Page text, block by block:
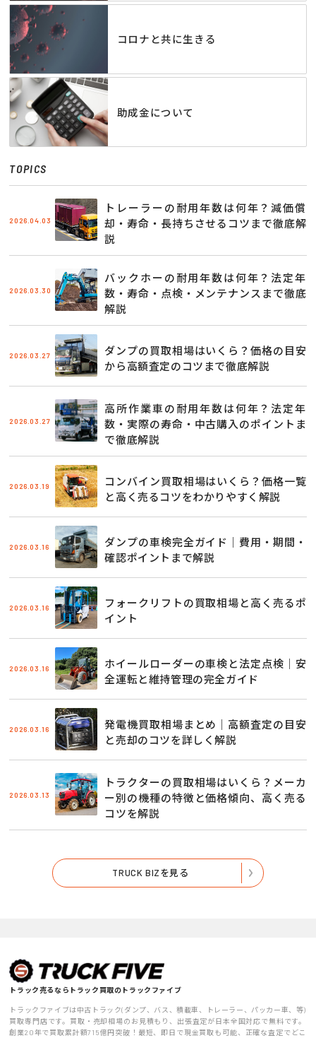
コロナと共に生きる
助成金について
TOPICS
2026.04.03
トレーラーの耐用年数は何年？減価償
却・寿命・長持ちさせるコツまで徹底解
説
2026.03.30
バックホーの耐用年数は何年？法定年
数・寿命・点検・メンテナンスまで徹底
解説
2026.03.27
ダンプの買取相場はいくら？価格の目安
から高額査定のコツまで徹底解説
2026.03.27
高所作業車の耐用年数は何年？法定年
数・実際の寿命・中古購入のポイントま
で徹底解説
2026.03.19
コンバイン買取相場はいくら？価格一覧
と高く売るコツをわかりやすく解説
2026.03.16
ダンプの車検完全ガイド｜費用・期間・
確認ポイントまで解説
2026.03.16
フォークリフトの買取相場と高く売るポ
イント
2026.03.16
ホイールローダーの車検と法定点検｜安
全運転と維持管理の完全ガイド
2026.03.16
発電機買取相場まとめ｜高額査定の目安
と売却のコツを詳しく解説
2026.03.13
トラクターの買取相場はいくら？メーカ
ー別の機種の特徴と価格傾向、高く売る
コツを解説
TRUCK BIZを見る
トラック売るならトラック買取のトラックファイブ
トラックファイブは中古トラック(ダンプ、バス、積載車、トレーラー、パッカー車、等)
買取専門店です。買取・売却相場のお見積もり、出張査定が日本全国対応で無料です。
創業20年で買取累計額715億円突破！最短、即日で現金買取も可能、正確な査定でどこ